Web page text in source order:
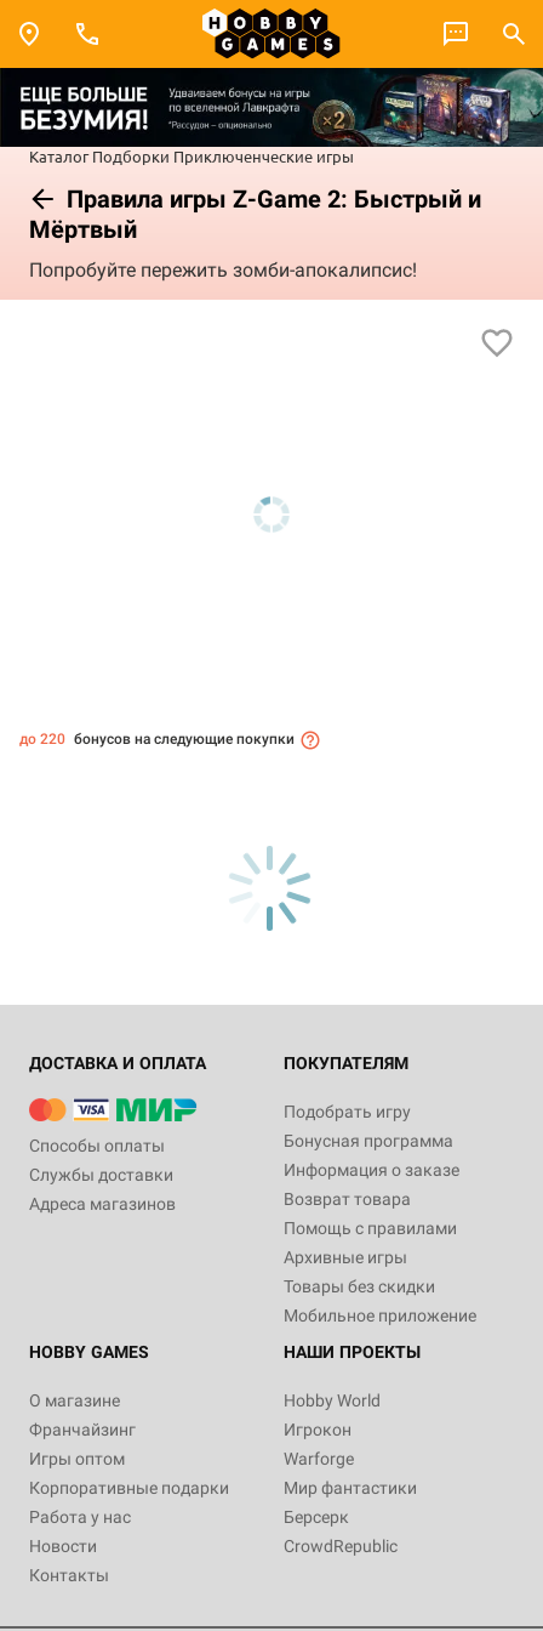
Каталог Подборки Приключенческие игры
Правила игры Z-Game 2: Быстрый и
Мёртвый
Попробуйте пережить зомби-апокалипсис!
до 220 бонусов на следующие покупки
ДОСТАВКА И ОПЛАТА
Способы оплаты
Службы доставки
Адреса магазинов
ПОКУПАТЕЛЯМ
Подобрать игру
Бонусная программа
Информация о заказе
Возврат товара
Помощь с правилами
Архивные игры
Товары без скидки
Мобильное приложение
HOBBY GAMES
О магазине
Франчайзинг
Игры оптом
Корпоративные подарки
Работа у нас
Новости
Контакты
НАШИ ПРОЕКТЫ
Hobby World
Игрокон
Warforge
Мир фантастики
Берсерк
CrowdRepublic